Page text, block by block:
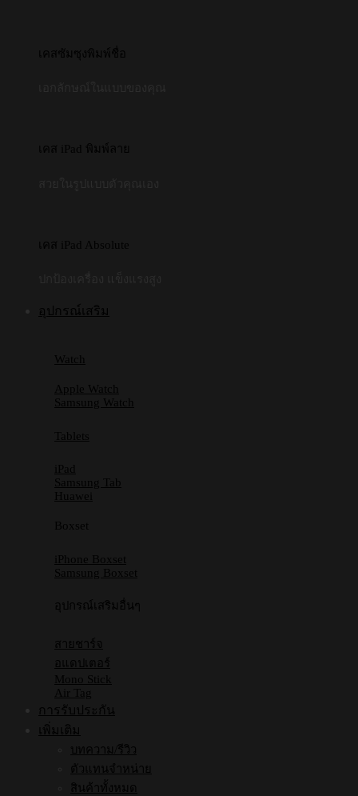
เคสซัมซุงพิมพ์ชื่อ
เคส iPad พิมพ์ลาย
เคส iPad Absolute
อุปกรณ์เสริม
Watch
Apple Watch
Samsung Watch
Tablets
iPad
Samsung Tab
Huawei
Boxset
iPhone Boxset
Samsung Boxset
อุปกรณ์เสริมอื่นๆ
สายชาร์จ
อแดปเตอร์
Mono Stick
Air Tag
การรับประกัน
เพิ่มเติม
บทความ/รีวิว
ตัวแทนจำหน่าย
สินค้าทั้งหมด